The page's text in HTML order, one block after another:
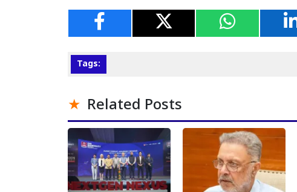
Tags:
Related Posts